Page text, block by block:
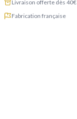
Livraison offerte dès 40€
Fabrication française